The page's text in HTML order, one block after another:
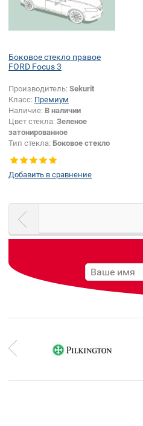
Боковое стекло правое
FORD Focus 3
Производитель: Sekurit
Класс: Премиум
Наличие: В наличии
Цвет стекла: Зеленое
затонированное
Тип стекла: Боковое стекло
Добавить в сравнение